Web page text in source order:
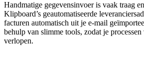
Handmatige gegevensinvoer is vaak traag
Klipboard’s geautomatiseerde
facturen automatisch uit je e-mail
behulp van slimme tools, zodat je
verlopen.